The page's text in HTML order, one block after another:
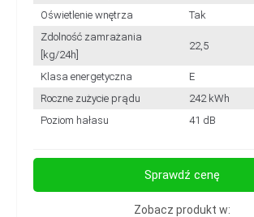
Oświetlenie wnętrza
Tak
Zdolność zamrażania
[kg/24h]
22,5
Klasa energetyczna
E
Roczne zużycie prądu
242 kWh
Poziom hałasu
41 dB
Sprawdź cenę
Zobacz produkt w: